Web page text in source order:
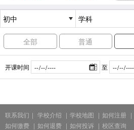
全部 普通
开课时间 至
联系我们 | 学校介绍 | 学校地图 | 如何注册 |
如何缴费 | 如何退费 | 如何投诉 | 校区查询